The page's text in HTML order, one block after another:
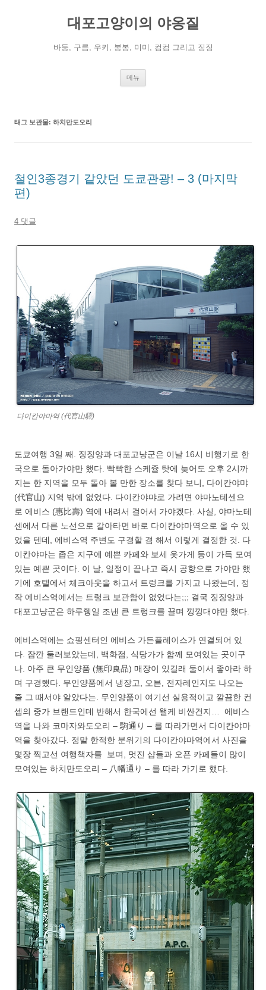
대포고양이의 야옹질
바둥, 구름, 우키, 봉봉, 미미, 컴컴 그리고 징징
메뉴
태그 보관물: 하치만도오리
철인3종경기 같았던 도쿄관광! – 3 (마지막
편)
4 댓글
다이칸야마역 (代官山驛)
도쿄여행 3일 째. 징징양과 대포고냥군은 이날 16시 비행기로 한
국으로 돌아가야만 했다. 빡빡한 스케쥴 탓에 늦어도 오후 2시까
지는 한 지역을 모두 돌아 볼 만한 장소를 찾다 보니, 다이칸야먀
(代官山) 지역 밖에 없었다. 다이칸야먀로 가려면 야마노테센으
로 에비스 (惠比壽) 역에 내려서 걸어서 가야겠다. 사실, 야마노테
센에서 다른 노선으로 갈아타면 바로 다이칸야마역으로 올 수 있
었을 텐데, 에비스역 주변도 구경할 겸 해서 이렇게 결정한 것. 다
이칸야마는 좁은 지구에 예쁜 카페와 보세 옷가게 등이 가득 모여
있는 예쁜 곳이다. 이 날, 일정이 끝나고 즉시 공항으로 가야만 했
기에 호텔에서 체크아웃을 하고서 트렁크를 가지고 나왔는데, 정
작 에비스역에서는 트렁크 보관함이 없었다는;;; 결국 징징양과
대포고냥군은 하루쥉일 조낸 큰 트렁크를 끌며 낑낑대야만 했다.
에비스역에는 쇼핑센터인 에비스 가든플레이스가 연결되어 있
다. 잠깐 둘러보았는데, 백화점, 식당가가 함께 모여있는 곳이구
나. 아주 큰 무인양품 (無印良品) 매장이 있길래 둘이서 좋아라 하
며 구경했다. 무인양품에서 냉장고, 오븐, 전자레인지도 나오는
줄 그 때서야 알았다는. 무인양품이 여기선 실용적이고 깔끔한 컨
셉의 중가 브랜드인데 반해서 한국에선 왤케 비싼건지… 에비스
역을 나와 코마자와도오리 – 駒通り – 를 따라가면서 다이칸야마
역을 찾아갔다. 정말 한적한 분위기의 다이칸야마역에서 사진을
몇장 찍고선 여행책자를 보며, 멋진 샵들과 오픈 카페들이 많이
모여있는 하치만도오리 – 八幡通り – 를 따라 가기로 했다.